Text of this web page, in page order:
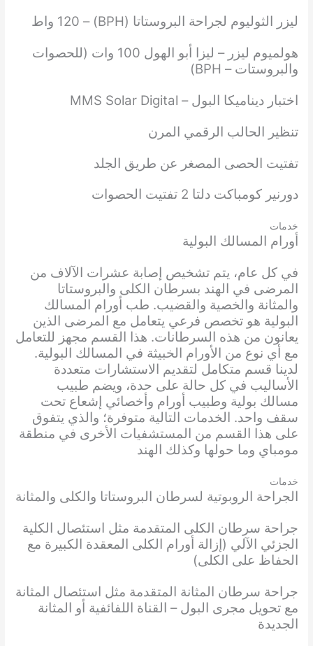
ليزر الثوليوم لجراحة البروستاتا (BPH) – 120 واط
هولميوم ليزر – ليزا أبو الهول 100 وات (للحصوات
والبروستات – BPH)
اختبار ديناميكا البول – MMS Solar Digital
تنظير الحالب الرقمي المرن
تفتيت الحصى المصغر عن طريق الجلد
دورنير كومباكت دلتا 2 تفتيت الحصوات
خدمات
أورام المسالك البولية
في كل عام، يتم تشخيص إصابة عشرات الآلاف من
المرضى في الهند بسرطان الكلى والبروستاتا
والمثانة والخصية والقضيب. طب أورام المسالك
البولية هو تخصص فرعي يتعامل مع المرضى الذين
يعانون من هذه السرطانات. هذا القسم مجهز للتعامل
مع أي نوع من الأورام الخبيثة في المسالك البولية.
لدينا قسم متكامل لتقديم الاستشارات متعددة
الأساليب في كل حالة على حدة، ويضم طبيب
مسالك بولية وطبيب أورام وأخصائي إشعاع تحت
سقف واحد. الخدمات التالية متوفرة؛ والذي يتفوق
على هذا القسم من المستشفيات الأخرى في منطقة
مومباي وما حولها وكذلك الهند
خدمات
الجراحة الروبوتية لسرطان البروستاتا والكلى والمثانة
جراحة سرطان الكلى المتقدمة مثل استئصال الكلية
الجزئي الآلي (إزالة أورام الكلى المعقدة الكبيرة مع
الحفاظ على الكلى)
جراحة سرطان المثانة المتقدمة مثل استئصال المثانة
مع تحويل مجرى البول – القناة اللفائفية أو المثانة
الجديدة